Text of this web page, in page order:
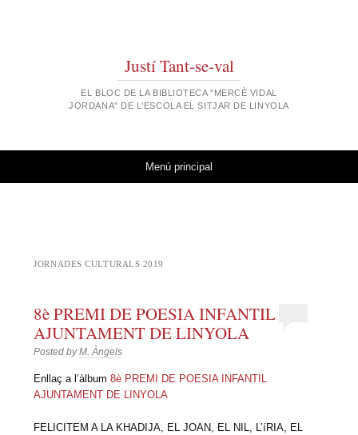
Justí Tant-se-val
EL BLOC DE LA BIBLIOTECA "MERCÈ VIDAL
JORDANA" DE L'ESCOLA EL SITJAR DE LINYOLA
Menú principal
JORNADES CULTURALS 2019
8è PREMI DE POESIA INFANTIL
AJUNTAMENT DE LINYOLA
Posted byM. Àngels
Enllaç a l’àlbum8è PREMI DE POESIA INFANTIL
AJUNTAMENT DE LINYOLA
FELICITEM A LA KHADIJA, EL JOAN, EL NIL, L’íRIA, EL